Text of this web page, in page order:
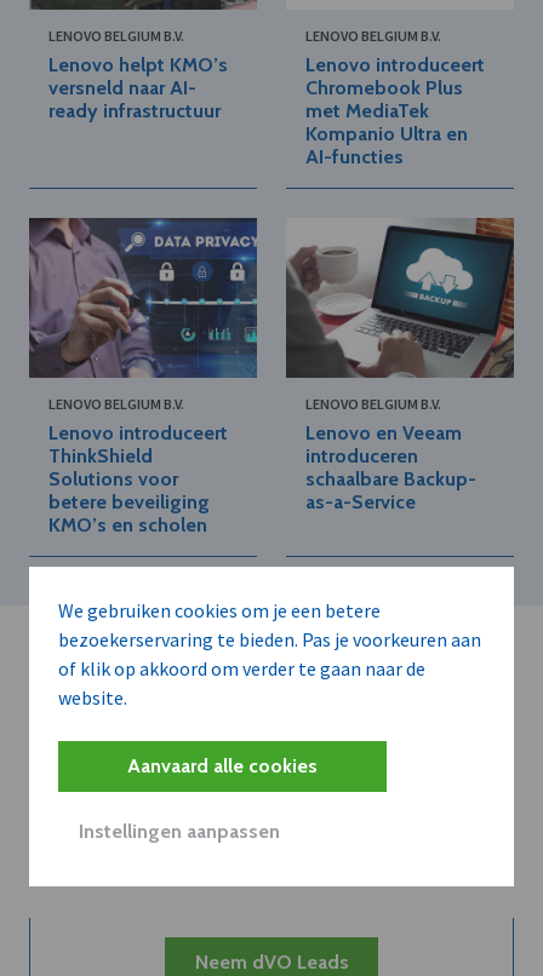
We gebruiken cookies om je een betere
bezoekerservaring te bieden. Pas je voorkeuren aan
of klik op akkoord om verder te gaan naar de
website.
Aanvaard alle cookies
Instellingen aanpassen
LENOVO BELGIUM B.V.
Lenovo helpt KMO’s
versneld naar AI-
ready infrastructuur
LENOVO BELGIUM B.V.
Lenovo introduceert
Chromebook Plus
met MediaTek
Kompanio Ultra en
AI-functies
LENOVO BELGIUM B.V.
Lenovo introduceert
ThinkShield
Solutions voor
betere beveiliging
KMO’s en scholen
LENOVO BELGIUM B.V.
Lenovo en Veeam
introduceren
schaalbare Backup-
as-a-Service
Kort de voordelen
van een
Neem dVO Leads